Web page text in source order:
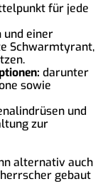
für jede
einer
Schwarmtyrant,
darunter
sowie
und
zur
alternativ auch
gebaut